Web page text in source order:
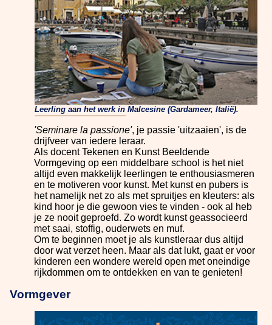
Leerling aan het werk in Malcesine (Gardameer, Italië).
'Seminare la passione', je passie 'uitzaaien', is de
drijfveer van iedere leraar.
Als docent Tekenen en Kunst Beeldende
Vormgeving op een middelbare school is het niet
altijd even makkelijk leerlingen te enthousiasmeren
en te motiveren voor kunst. Met kunst en pubers is
het namelijk net zo als met spruitjes en kleuters: als
kind hoor je die gewoon vies te vinden - ook al heb
je ze nooit geproefd. Zo wordt kunst geassocieerd
met saai, stoffig, ouderwets en muf.
Om te beginnen moet je als kunstleraar dus altijd
door wat verzet heen. Maar als dat lukt, gaat er voor
kinderen een wondere wereld open met oneindige
rijkdommen om te ontdekken en van te genieten!
Vormgever